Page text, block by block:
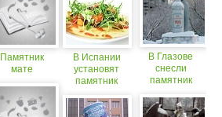
Памятник
мате
В Испании
установят
памятник
В Глазове
снесли
памятник